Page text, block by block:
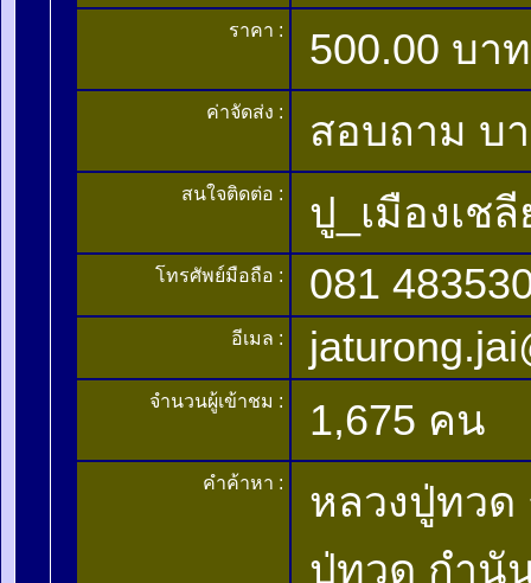
ราคา : 500.00 บาท
ค่าจัดส่ง : สอบถาม บ
สนใจติดต่อ : ปู_เมืองเชลี
โทรศัพย์มือถือ : 081
อีเมล :
จำนวนผู้เข้าชม : 1,675 คน
คำค้าหา :
หลวงปู่ทวด
ปู่ทวด กำนั